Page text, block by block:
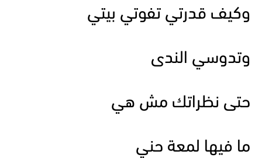
وكيف قدرتي تفوتي بيتي
وتدوسي الندى
حتى نظراتك مش هي
ما فيها لمعة حني